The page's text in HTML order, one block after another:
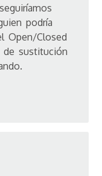
podría
Open/Closed
de sustitución